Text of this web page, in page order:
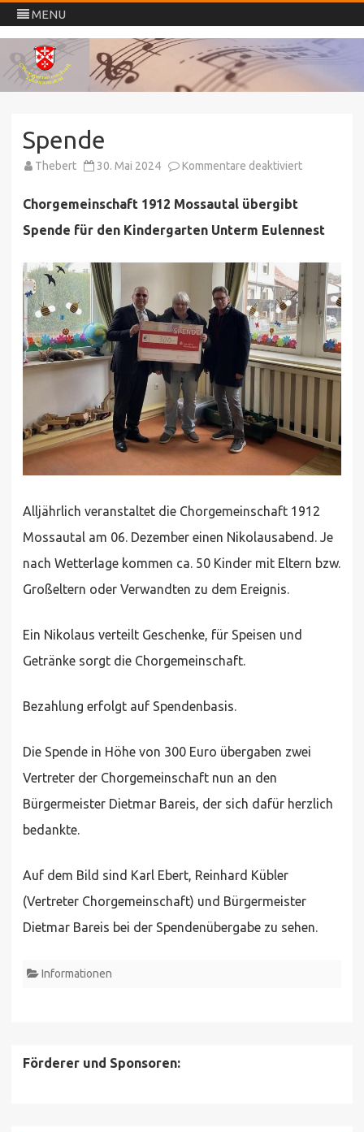
MENU
Chorgemeinschaft
Mossautal
Skip
to
content
Spende
Thebert 30. Mai 2024 Kommentare deaktiviertfür
Chorgemeinschaft 1912 Mossautal übergibt
Spende für den Kindergarten Unterm Eulennest
Alljährlich veranstaltet die Chorgemeinschaft 1912
Mossautal am 06. Dezember einen Nikolausabend. Je
nach Wetterlage kommen ca. 50 Kinder mit Eltern bzw.
Großeltern oder Verwandten zu dem Ereignis.
Ein Nikolaus verteilt Geschenke, für Speisen und
Getränke sorgt die Chorgemeinschaft.
Bezahlung erfolgt auf Spendenbasis.
Die Spende in Höhe von 300 Euro übergaben zwei
Vertreter der Chorgemeinschaft nun an den
Bürgermeister Dietmar Bareis, der sich dafür herzlich
bedankte.
Auf dem Bild sind Karl Ebert, Reinhard Kübler
(Vertreter Chorgemeinschaft) und Bürgermeister
Dietmar Bareis bei der Spendenübergabe zu sehen.
Informationen
Förderer und Sponsoren: